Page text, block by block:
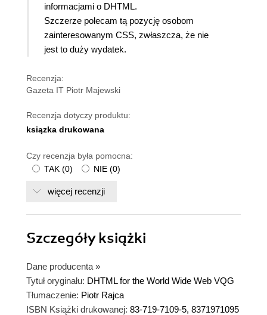
informacjami o DHTML.
Szczerze polecam tą pozycję osobom
zainteresowanym CSS, zwłaszcza, że nie
jest to duży wydatek.
Recenzja:
Gazeta IT Piotr Majewski
Recenzja dotyczy produktu:
ksiązka drukowana
Czy recenzja była pomocna:
TAK (0) NIE (0)
więcej recenzji
Szczegółyksiążki
Dane producenta »
Tytuł oryginału: DHTML for the World Wide Web VQG
Tłumaczenie: Piotr Rajca
ISBN Książki drukowanej: 83-719-7109-5, 8371971095